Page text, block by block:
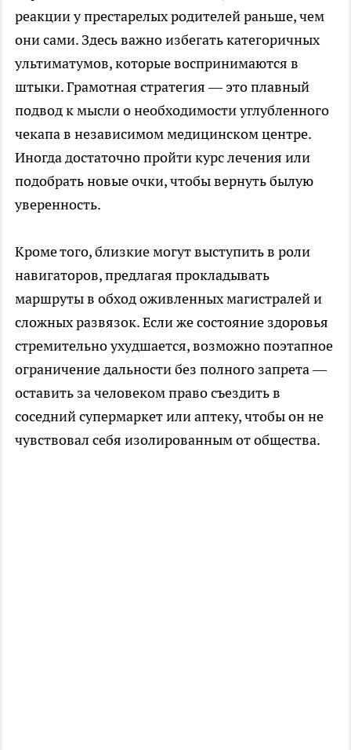
реакции у престарелых родителей раньше, чем
они сами. Здесь важно избегать категоричных
ультиматумов, которые воспринимаются в
штыки. Грамотная стратегия — это плавный
подвод к мысли о необходимости углубленного
чекапа в независимом медицинском центре.
Иногда достаточно пройти курс лечения или
подобрать новые очки, чтобы вернуть былую
уверенность.
Кроме того, близкие могут выступить в роли
навигаторов, предлагая прокладывать
маршруты в обход оживленных магистралей и
сложных развязок. Если же состояние здоровья
стремительно ухудшается, возможно поэтапное
ограничение дальности без полного запрета —
оставить за человеком право съездить в
соседний супермаркет или аптеку, чтобы он не
чувствовал себя изолированным от общества.